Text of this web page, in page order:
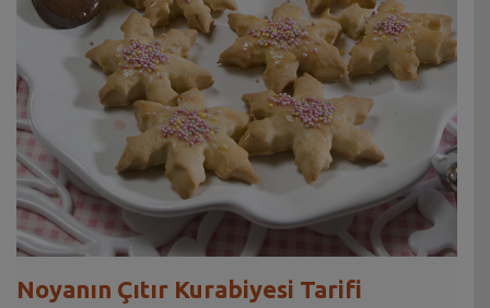
Noyanın Çıtır Kurabiyesi Tarifi